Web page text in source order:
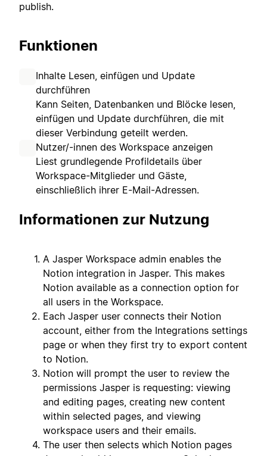
publish.
Funktionen
Inhalte Lesen, einfügen und Update
durchführen
Kann Seiten, Datenbanken und Blöcke lesen,
einfügen und Update durchführen, die mit
dieser Verbindung geteilt werden.
Nutzer/-innen des Workspace anzeigen
Liest grundlegende Profildetails über
Workspace-Mitglieder und Gäste,
einschließlich ihrer E-Mail-Adressen.
Informationen zur Nutzung
A Jasper Workspace admin enables the
Notion integration in Jasper. This makes
Notion available as a connection option for
all users in the Workspace.
Each Jasper user connects their Notion
account, either from the Integrations settings
page or when they first try to export content
to Notion.
Notion will prompt the user to review the
permissions Jasper is requesting: viewing
and editing pages, creating new content
within selected pages, and viewing
workspace users and their emails.
The user then selects which Notion pages